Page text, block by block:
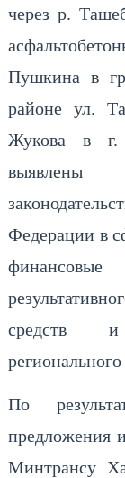
через р.
Пушкина в
районе ул.
Жукова в г.
выявлены
Федерации в
средств и
По
предложения
Минтрансу